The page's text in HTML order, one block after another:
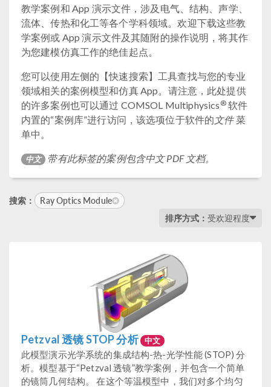
教学案例和 App 演示文件，涉及电气、结构、声学、
流体、传热和化工等各个学科领域。欢迎下载这些教
学案例或 App 演示文件及其随附的操作说明，将其作
为您建模仿真工作的绝佳起点。
您可以使用左侧的【快速搜索】工具查找与您的专业
领域相关的案例模型和仿真 App。请注意，此处提供
的许多案例也可以通过 COMSOL Multiphysics ®软件
内置的“案例库”进行访问，该选项位于软件的 文件菜
单中。
中文 带有此标签的案例包含中文 PDF 文档。
搜索： Ray Optics Module
排序方式： 受欢迎程度
Petzval 透镜 STOP 分析 中文
此模型演示光学系统的集成结构-热-光学性能 (STOP) 分
析。模型基于“Petzval 透镜”教学案例，并包含一个简单
的镜筒几何结构。 在这个等温模型中，我们对多个均匀